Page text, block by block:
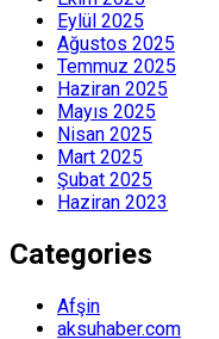
Eylül 2025
Ağustos 2025
Temmuz 2025
Haziran 2025
Mayıs 2025
Nisan 2025
Mart 2025
Şubat 2025
Haziran 2023
Categories
Afşin
aksuhaber.com